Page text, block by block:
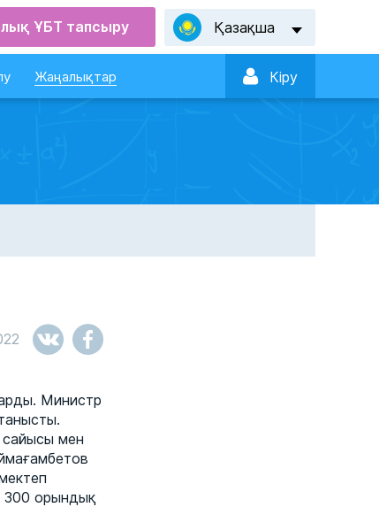
ҰБТ тапсыру Қазақша
Жаңалықтар  Кiру
Министр
сайысы мен
300 орындық